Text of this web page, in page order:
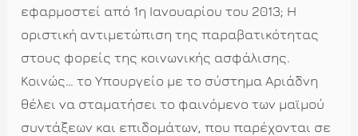
εφαρμοστεί από 1η Ιανουαρίου του 2013; Η
οριστική αντιμετώπιση της παραβατικότητας
στους φορείς της κοινωνικής ασφάλισης.
Κοινώς… το Υπουργείο με το σύστημα Αριάδνη
θέλει να σταματήσει το φαινόμενο των μαϊμού
συντάξεων και επιδομάτων, που παρέχονται σε